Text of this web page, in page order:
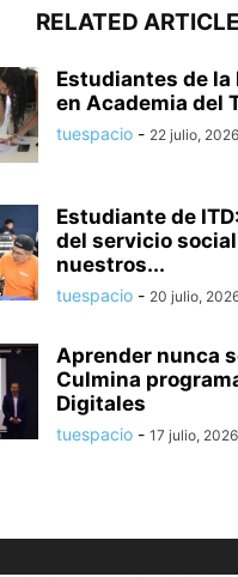
RELATED
Estudiantes de la
en Academia del
tuespacio - 22 julio, 2026
Estudiante de
del servicio
nuestros...
tuespacio - 20 julio,
Aprender nunca
Culmina
Digitales
tuespacio - 17 julio, 2026